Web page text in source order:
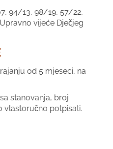
94/13, 98/19, 57/22,
vijeće Dječjeg
od 5 mjeseci, na
stanovanja, broj
vlastoručno potpisati.